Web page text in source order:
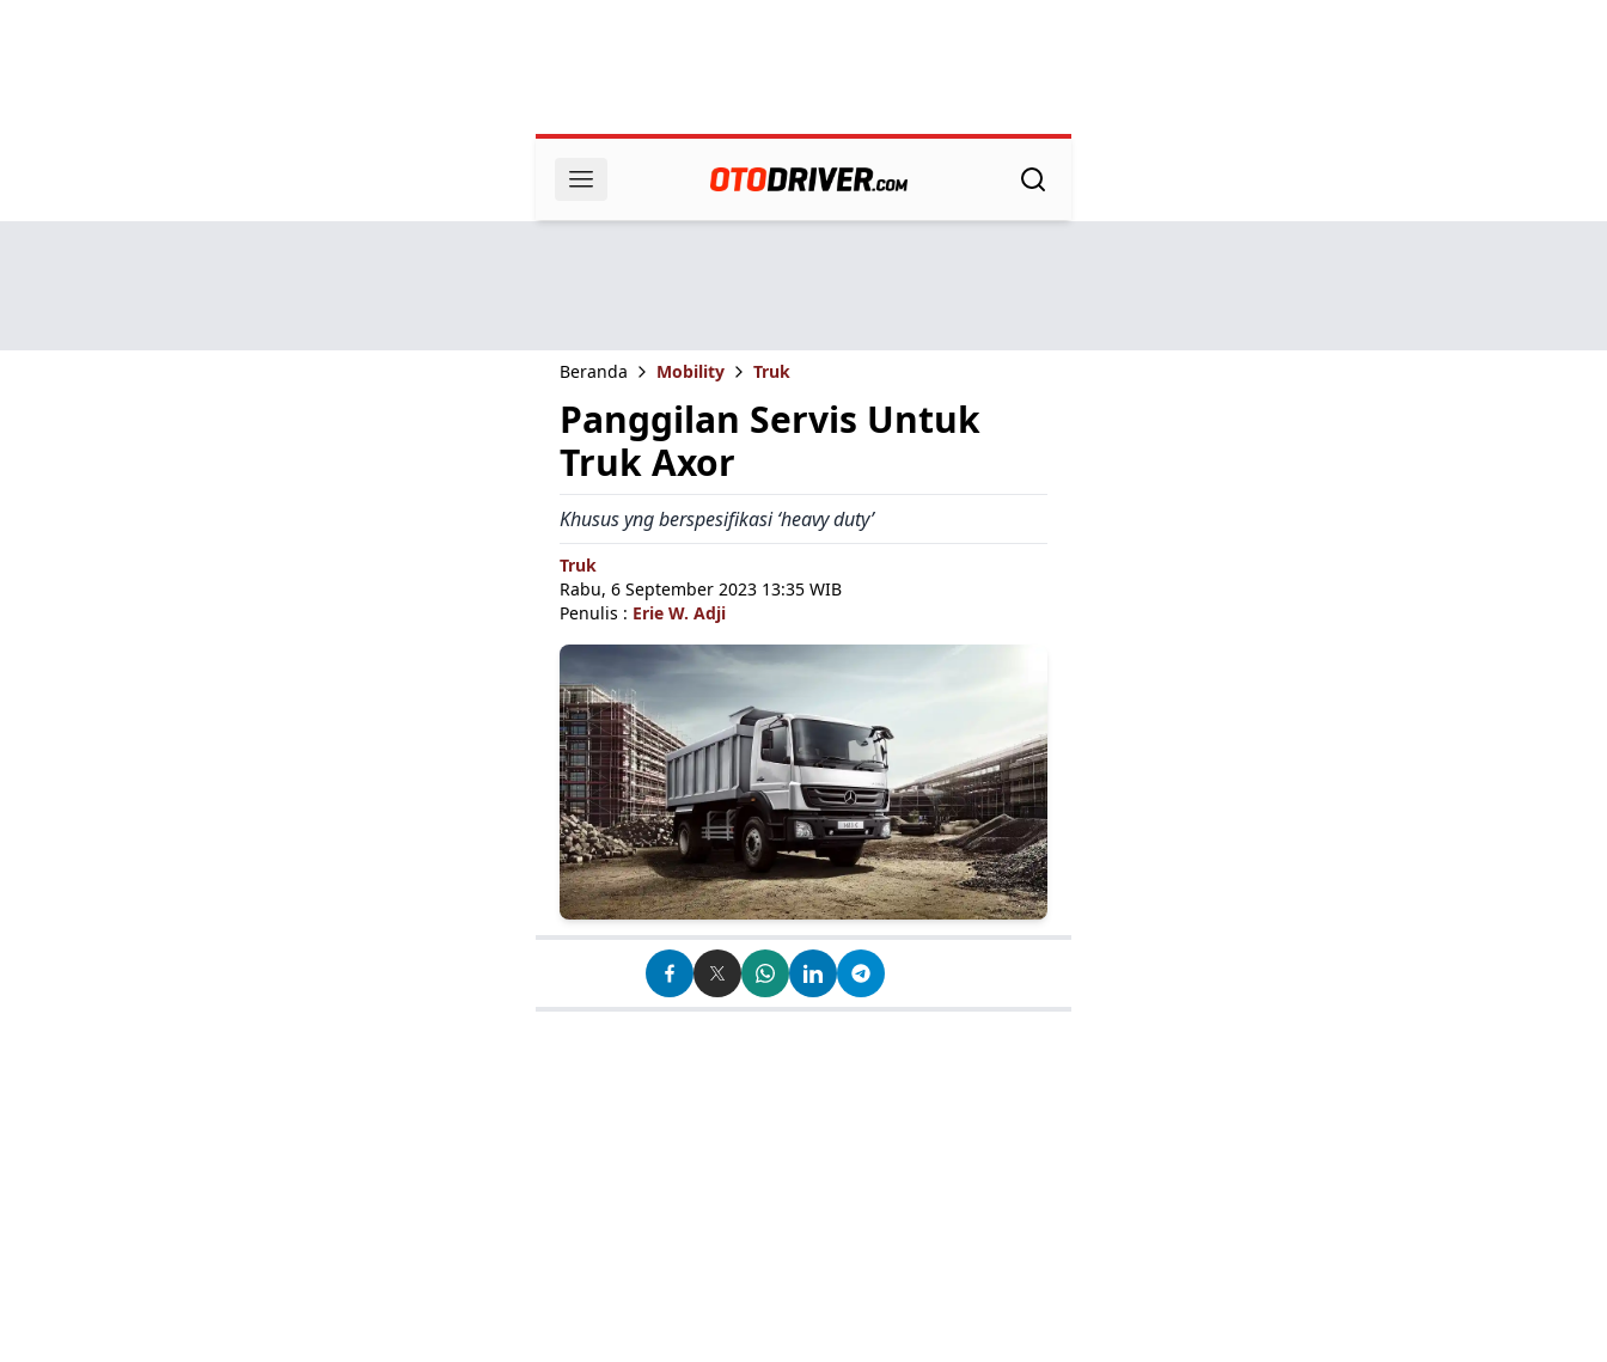
Beranda Mobility Truk
Panggilan Servis Untuk
Truk Axor
Khusus yng berspesifikasi ‘heavy duty’
Truk
Rabu, 6 September 2023 13:35 WIB
Penulis : Erie W. Adji